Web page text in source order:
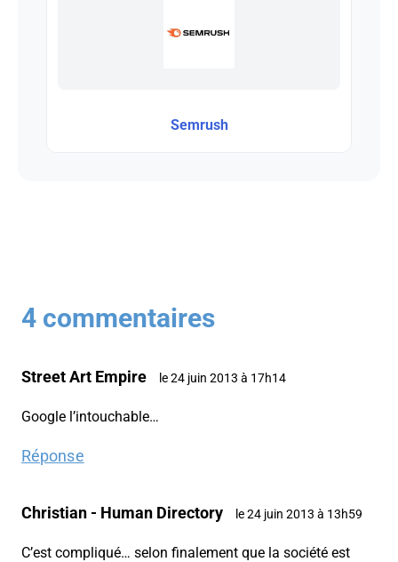
Semrush
4 commentaires
Street Art Empire le 24 juin 2013 à 17h14
Google l’intouchable…
Réponse
Christian - Human Directory le 24 juin 2013 à 13h59
C’est compliqué… selon finalement que la société est